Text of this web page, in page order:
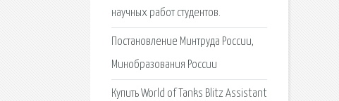
научных работ студентов.
Постановление Минтруда России,
Минобразования России
Купить World of Tanks Blitz Assistant